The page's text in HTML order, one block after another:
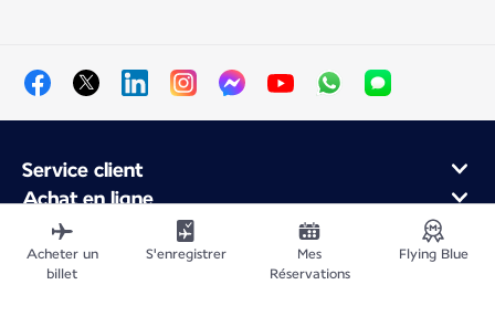
Service client
Achat en ligne
Programme de fidélité et partenaires
À propos d'Air France
Application Mobile Air France
Acheter un
billet
S'enregistrer
Mes
Réservations
Flying Blue